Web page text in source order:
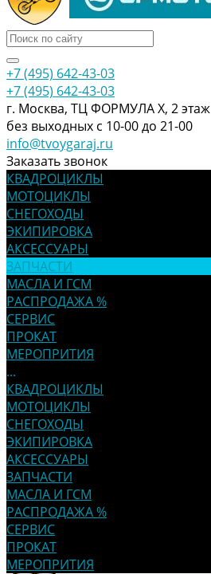
+7 (495) 642-43-03
+7 (495) 642-43-03
г. Москва, ТЦ ФОРМУЛА Х, 2 этаж
без выходных с 10-00 до 21-00
info@tvoygaraj.ru
Заказать звонок
КВАДРОЦИКЛЫ
МОТОЦИКЛЫ
СНЕГОХОДЫ
ЭКИПИРОВКА
АКСЕССУАРЫ
ЗАПЧАСТИ
МАСЛА И ГСМ
РАСПРОДАЖА %
СЕРВИС
ПРОКАТ
МЕРОПРИТИЯ
...
КВАДРОЦИКЛЫ
МОТОЦИКЛЫ
СНЕГОХОДЫ
ЭКИПИРОВКА
АКСЕССУАРЫ
ЗАПЧАСТИ
МАСЛА И ГСМ
РАСПРОДАЖА %
СЕРВИС
ПРОКАТ
МЕРОПРИТИЯ